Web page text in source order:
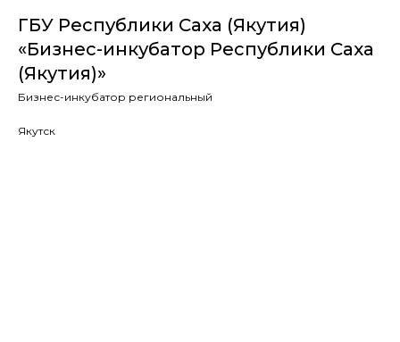
ГБУ Республики Саха (Якутия)
«Бизнес-инкубатор Республики Саха
(Якутия)»
Бизнес-инкубатор региональный
Якутск